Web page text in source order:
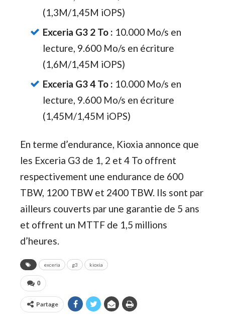
(1,3M/1,45M iOPS)
Exceria G3 2 To : 10.000 Mo/s en
lecture, 9.600 Mo/s en écriture
(1,6M/1,45M iOPS)
Exceria G3 4 To : 10.000 Mo/s en
lecture, 9.600 Mo/s en écriture
(1,45M/1,45M iOPS)
En terme d’endurance, Kioxia annonce que
les Exceria G3 de 1, 2 et 4 To offrent
respectivement une endurance de 600
TBW, 1200 TBW et 2400 TBW. Ils sont par
ailleurs couverts par une garantie de 5 ans
et offrent un MTTF de 1,5 millions
d’heures.
exceria g3 kioxia
0
Partage